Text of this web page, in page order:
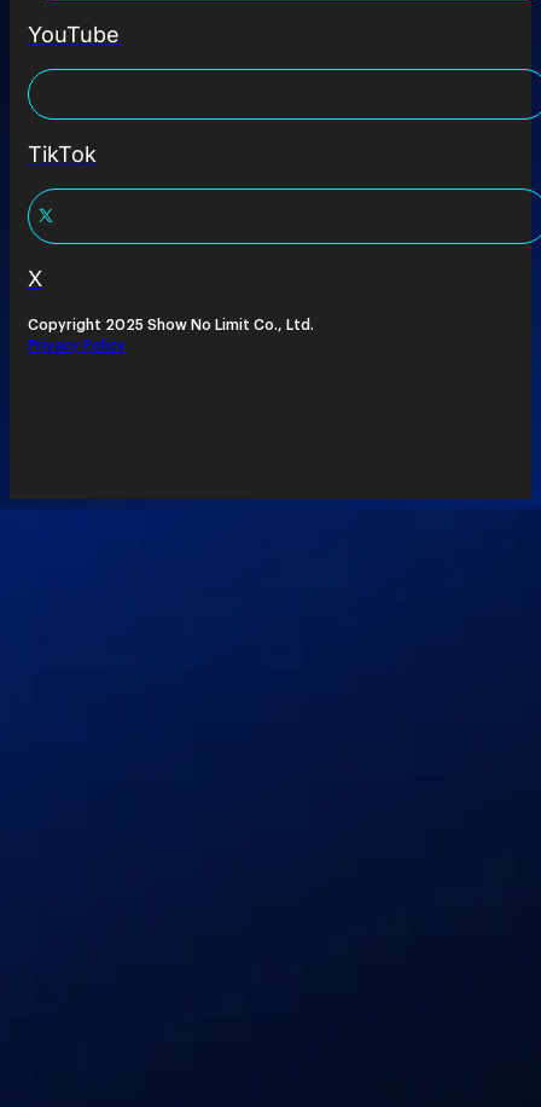
YouTube
TikTok
X
Copyright 2025 Show No Limit Co., Ltd.
Privacy Policy